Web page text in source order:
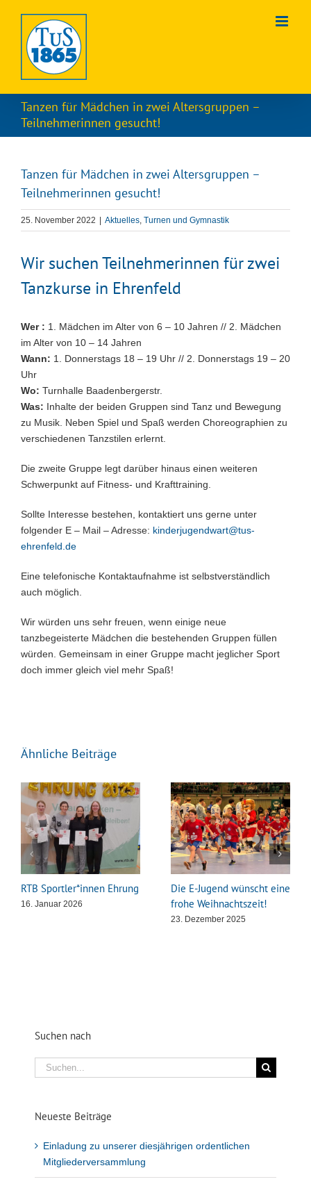
springen
Tanzen für Mädchen in zwei Altersgruppen –
Teilnehmerinnen gesucht!
Tanzen für Mädchen in zwei Altersgruppen –
Teilnehmerinnen gesucht!
25. November 2022 Aktuelles, Turnen und Gymnastik
Wir suchen Teilnehmerinnen für zwei
Tanzkurse in Ehrenfeld
Wer : 1. Mädchen im Alter von 6 – 10 Jahren // 2. Mädchen
im Alter von 10 – 14 Jahren
Wann: 1. Donnerstags 18 – 19 Uhr // 2. Donnerstags 19 – 20
Uhr
Wo: Turnhalle Baadenbergerstr.
Was: Inhalte der beiden Gruppen sind Tanz und Bewegung
zu Musik. Neben Spiel und Spaß werden Choreographien zu
verschiedenen Tanzstilen erlernt.
Die zweite Gruppe legt darüber hinaus einen weiteren
Schwerpunkt auf Fitness- und Krafttraining.
Sollte Interesse bestehen, kontaktiert uns gerne unter
folgender E – Mail – Adresse: kinderjugendwart@tus-
ehrenfeld.de
Eine telefonische Kontaktaufnahme ist selbstverständlich
auch möglich.
Wir würden uns sehr freuen, wenn einige neue
tanzbegeisterte Mädchen die bestehenden Gruppen füllen
würden. Gemeinsam in einer Gruppe macht jeglicher Sport
doch immer gleich viel mehr Spaß!
Ähnliche Beiträge
RTB Sportler*innen Ehrung
16. Januar 2026
Die E-Jugend wünscht eine
frohe Weihnachtszeit!
23. Dezember 2025
Suchen nach
Suche
nach:
Neueste Beiträge
Einladung zu unserer diesjährigen ordentlichen
Mitgliederversammlung